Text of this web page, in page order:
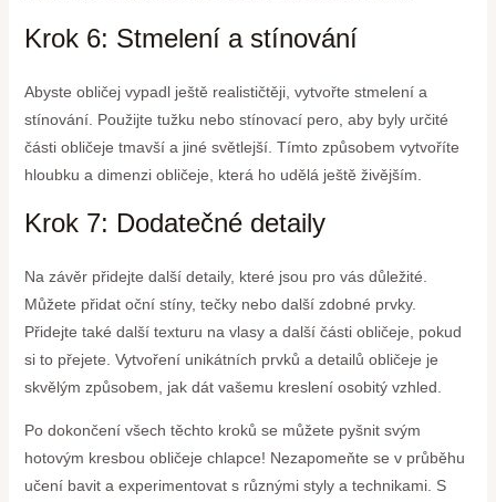
Krok 6: Stmelení a stínování
Abyste obličej vypadl ještě realističtěji, vytvořte stmelení a
stínování. Použijte tužku nebo stínovací pero, aby byly určité
části obličeje tmavší a jiné světlejší. Tímto způsobem vytvoříte
hloubku a dimenzi obličeje, která ho udělá ještě živějším.
Krok 7: Dodatečné detaily
Na závěr přidejte další detaily, které jsou pro vás důležité.
Můžete přidat oční stíny, tečky nebo další zdobné prvky.
Přidejte také další texturu na vlasy a další části obličeje, pokud
si to přejete. Vytvoření unikátních prvků a detailů obličeje je
skvělým způsobem, jak dát vašemu kreslení osobitý vzhled.
Po dokončení všech těchto kroků se můžete pyšnit svým
hotovým kresbou obličeje chlapce! Nezapomeňte se v průběhu
učení bavit a experimentovat s různými styly a technikami. S